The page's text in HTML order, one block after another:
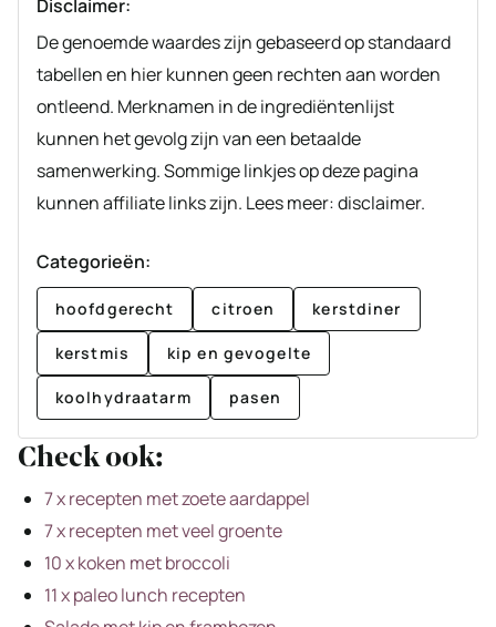
Disclaimer:
De genoemde waardes zijn gebaseerd op standaard
tabellen en hier kunnen geen rechten aan worden
ontleend. Merknamen in de ingrediëntenlijst
kunnen het gevolg zijn van een betaalde
samenwerking. Sommige linkjes op deze pagina
kunnen affiliate links zijn. Lees meer: disclaimer.
Categorieën:
hoofdgerecht citroen kerstdiner
kerstmis kip en gevogelte
koolhydraatarm pasen
Check ook:
7 x recepten met zoete aardappel
7 x recepten met veel groente
10 x koken met broccoli
11 x paleo lunch recepten